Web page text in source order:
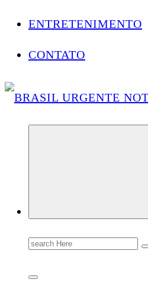
ENTRETENIMENTO
CONTATO
Search
for: